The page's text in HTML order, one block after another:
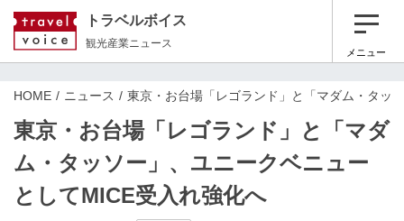
トラベルボイス
観光産業ニュース
メニュー
HOME ニュース 東京・お台場「レゴランド」と「マダム・タッ
東京・お台場「レゴランド」と「マダ
ム・タッソー」、ユニークベニュー
としてMICE受入れ強化へ